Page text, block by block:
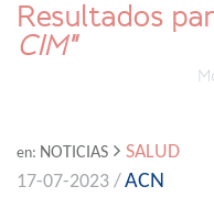
Resultados
CIM"
en: NOTICIAS
SALUD
17-07-2023 /ACN